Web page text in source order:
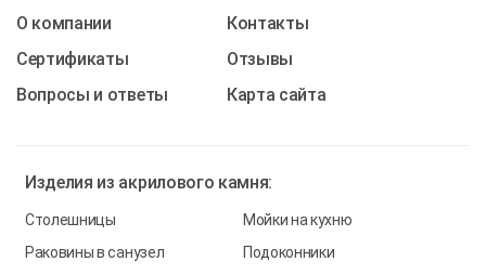
О компании
Контакты
Cертификаты
Отзывы
Вопросы и ответы
Карта сайта
Изделия из акрилового камня:
Столешницы
Мойки на кухню
Раковины в санузел
Подоконники